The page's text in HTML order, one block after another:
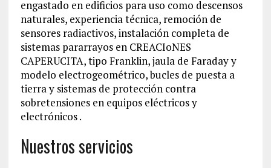
engastado en edificios para uso como descensos
naturales, experiencia técnica, remoción de
sensores radiactivos, instalación completa de
sistemas pararrayos en CREACIoNES
CAPERUCITA, tipo Franklin, jaula de Faraday y
modelo electrogeométrico, bucles de puesta a
tierra y sistemas de protección contra
sobretensiones en equipos eléctricos y
electrónicos .
Nuestros servicios